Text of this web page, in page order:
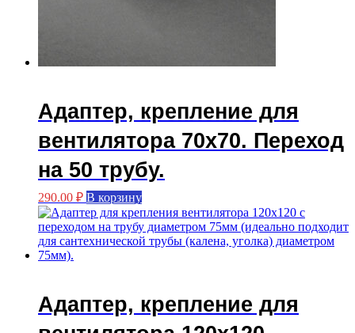
Адаптер, крепление для
вентилятора 70х70. Переход
на 50 трубу.
290.00 ₽ В корзину
Адаптер, крепление для